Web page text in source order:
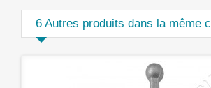
6 Autres produits dans la même